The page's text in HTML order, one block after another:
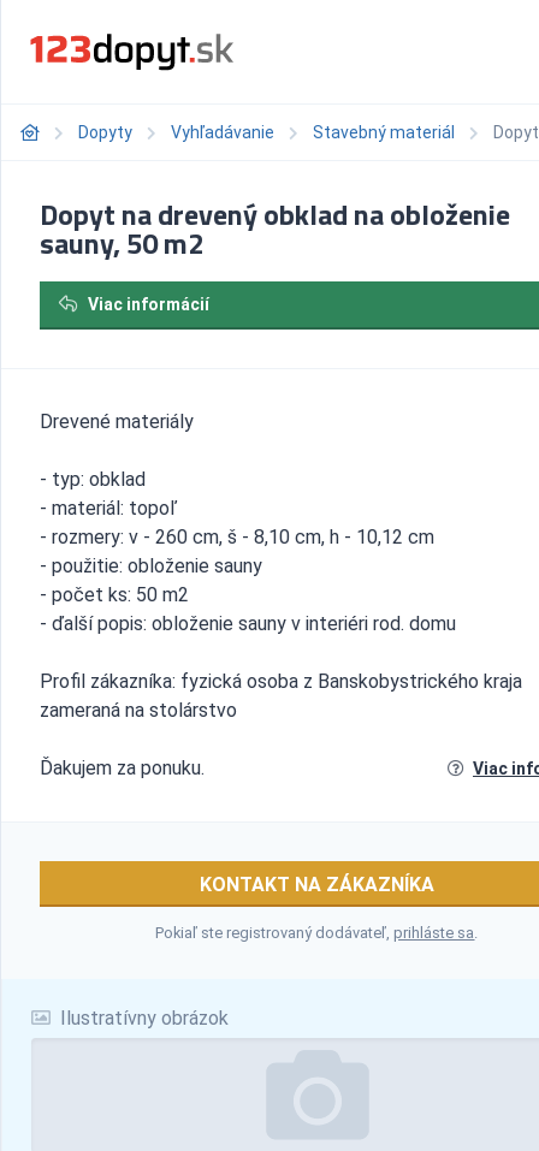
Dopyty Vyhľadávanie Stavebný materiál
Ilustratívny obrázok
Dopyt na drevený obklad na obloženie
sauny, 50 m2
Viac informácií
Drevené materiály
- typ: obklad
- materiál: topoľ
- rozmery: v - 260 cm, š - 8,10 cm, h - 10,12 cm
- použitie: obloženie sauny
- počet ks: 50 m2
- ďalší popis: obloženie sauny v interiéri rod. domu
Profil zákazníka: fyzická osoba z Banskobystrického kraja
zameraná na stolárstvo
Ďakujem za ponuku. Viac
KONTAKT NA ZÁKAZNÍKA
Pokiaľ ste registrovaný dodávateľ,prihláste sa.